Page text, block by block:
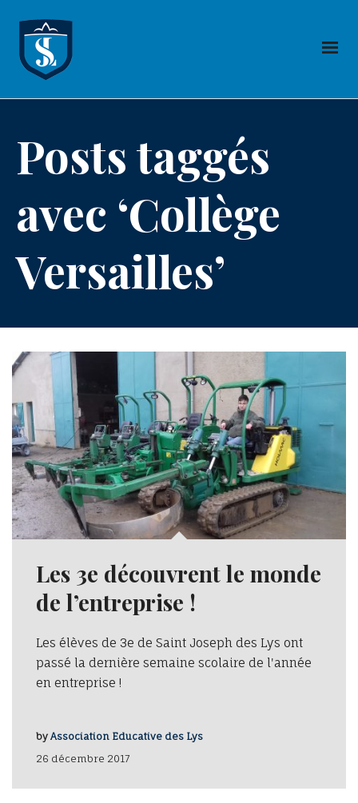
Posts taggés
avec ‘Collège
Versailles’
Les 3e découvrent le monde
de l’entreprise !
Les élèves de 3e de Saint Joseph des Lys ont
passé la dernière semaine scolaire de l'année
en entreprise !
26 décembre 2017
by Association Educative des Lys